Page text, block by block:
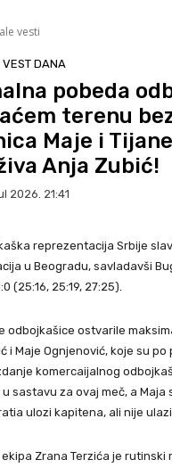
vesti
VEST DANA
pobeda
terenu
Maje i
Anja Zubić!
2026. 21:41
reprezentacija Srbije
u Beogradu, savladavši
(25:16, 25:19, 27:25).
odbojkašice ostvarile
i Maje Ognjenović, koje su
komercaijalnog
sastavu za ovaj meč, a Maja
ulozi kapitena, ali nije
Zrana Terzića je rutinski